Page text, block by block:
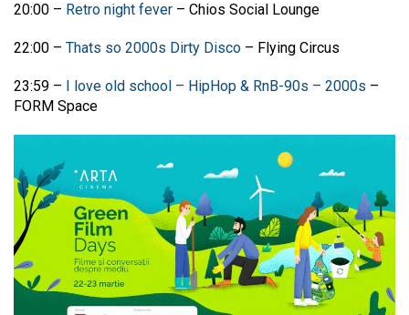
20:00 – Retro night fever – Chios Social Lounge
22:00 – Thats so 2000s Dirty Disco – Flying Circus
23:59 – I love old school – HipHop & RnB-90s – 2000s –
FORM Space